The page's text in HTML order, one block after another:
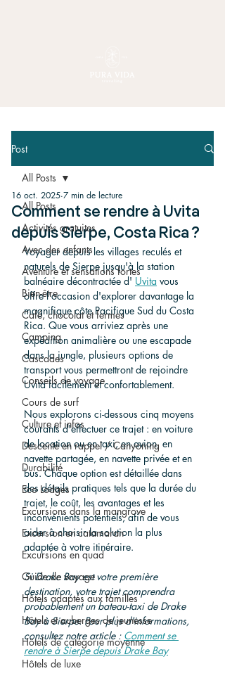
Post
All Posts
Activités gratuites
Avec des enfants
Aventure et sensations fortes
Bien-être
Café, chocolat et fermes
Camping
Cascades
Conseils de voyage
Cours de surf
Culture et infos
Descente en rappel / Canyoning
Durabilité
Eco Lodges
Excursions dans la mangrove
Excursion en catamaran
Excursions en quad
Guide de voyage
Hôtels adaptés aux familles
Hôtels et auberges de jeunesse
Hôtels de catégorie moyenne
Hôtels de luxe
All Posts
Comment se rendre à Uvita
depuis Sierpe, Costa Rica ?
16 oct. 2025 7 min de lecture
Voyager depuis les villages reculés et
naturels de Sierpe jusqu'à la station
balnéaire décontractée d' Uvita vous
offre l'occasion d'explorer davantage la
magnifique côte Pacifique Sud du Costa
Rica. Que vous arriviez après une
expédition animalière ou une escapade
dans la jungle, plusieurs options de
transport vous permettront de rejoindre
Uvita facilement et confortablement.
Nous explorons ci-dessous cinq moyens
courants d'effectuer ce trajet : en voiture
de location ou en taxi, en avion, en
navette partagée, en navette privée et en
bus. Chaque option est détaillée dans
des détails pratiques tels que la durée du
trajet, le coût, les avantages et les
inconvénients potentiels, afin de vous
aider à choisir la solution la plus
adaptée à votre itinéraire.
Si Drake Bay est votre première
destination, votre trajet comprendra
probablement un bateau-taxi de Drake
Bay à Sierpe. Pour plus d'informations,
consultez notre article : Comment se
rendre à Sierpe depuis Drake Bay